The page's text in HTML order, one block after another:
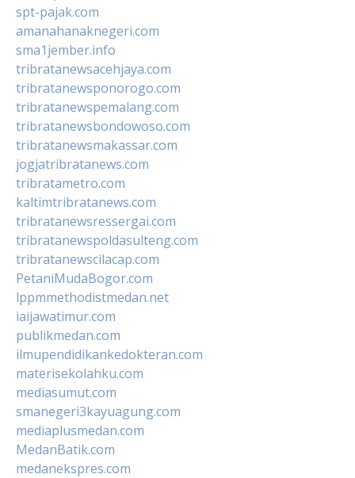
spt-pajak.com
amanahanaknegeri.com
sma1jember.info
tribratanewsacehjaya.com
tribratanewsponorogo.com
tribratanewspemalang.com
tribratanewsbondowoso.com
tribratanewsmakassar.com
jogjatribratanews.com
tribratametro.com
kaltimtribratanews.com
tribratanewsressergai.com
tribratanewspoldasulteng.com
tribratanewscilacap.com
PetaniMudaBogor.com
lppmmethodistmedan.net
iaijawatimur.com
publikmedan.com
ilmupendidikankedokteran.com
materisekolahku.com
mediasumut.com
smanegeri3kayuagung.com
mediaplusmedan.com
MedanBatik.com
medanekspres.com